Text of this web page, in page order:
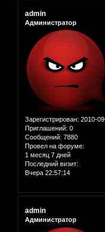
admin
Администратор
Зарегистрирован: 2010-
Приглашений: 0
Сообщений: 7880
Провел на форуме:
1 месяц 7 дней
Последний визит:
Вчера 22:57:14
admin
Администратор